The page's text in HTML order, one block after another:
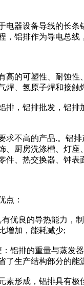
电器设备导线的长条
，铝排作为导电总线
高的可塑性、耐蚀
焊、氢原子焊和接触
排，铝排批发，铝
求不高的产品.。铝
、厨房洗涤槽、灯座
件、热交换器、钟表
点：
有优良的导热能力，
增加，能耗减少;
：铝排的重量与蒸
了生产结构部分的能
素形成，铝排具有